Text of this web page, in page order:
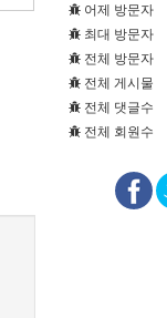
어제 방문자
최대 방문자
전체 방문자
전체 게시물
전체 댓글수
전체 회원수